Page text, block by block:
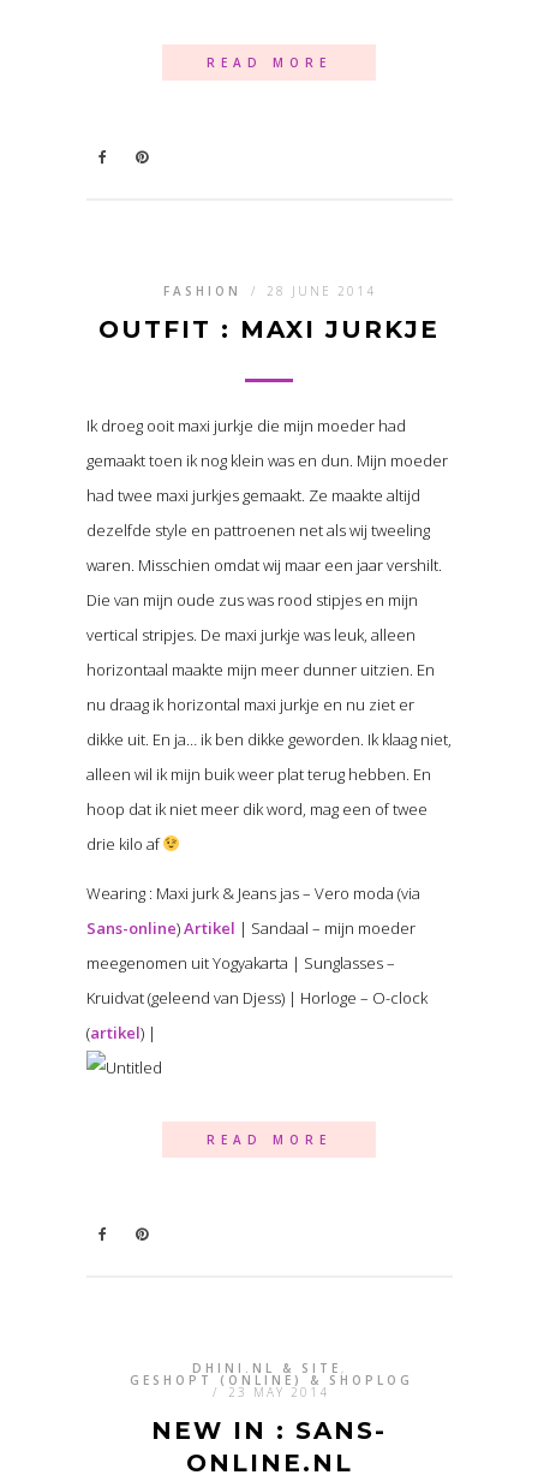
READ MORE
FASHION / 28 JUNE 2014
OUTFIT : MAXI JURKJE
Ik droeg ooit maxi jurkje die mijn moeder had
gemaakt toen ik nog klein was en dun. Mijn moeder
had twee maxi jurkjes gemaakt. Ze maakte altijd
dezelfde style en pattroenen net als wij tweeling
waren. Misschien omdat wij maar een jaar vershilt.
Die van mijn oude zus was rood stipjes en mijn
vertical stripjes. De maxi jurkje was leuk, alleen
horizontaal maakte mijn meer dunner uitzien. En
nu draag ik horizontal maxi jurkje en nu ziet er
dikke uit. En ja… ik ben dikke geworden. Ik klaag niet,
alleen wil ik mijn buik weer plat terug hebben. En
hoop dat ik niet meer dik word, mag een of twee
drie kilo af
Wearing : Maxi jurk & Jeans jas – Vero moda (via
Sans-online)Artikel | Sandaal – mijn moeder
meegenomen uit Yogyakarta | Sunglasses –
Kruidvat (geleend van Djess) | Horloge – O-clock
(artikel) |
READ MORE
DHINI.NL & SITE
GESHOPT (ONLINE) & SHOPLOG
/ 23 MAY 2014
NEW IN : SANS-
ONLINE.NL